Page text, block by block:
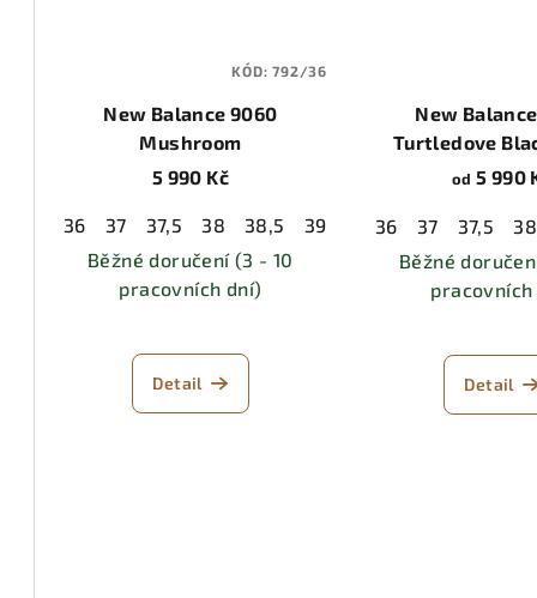
New Balance 9060
Mushroom
5 990 Kč
36 37 37,5 38 38,5 39,5 40 40,5 41,5
Běžné doručení (3 - 10
pracovních dní)
Detail
KÓD:792/36
New
Turtledove
od 5 990
36 37 37,5
38
Běžné
Detail